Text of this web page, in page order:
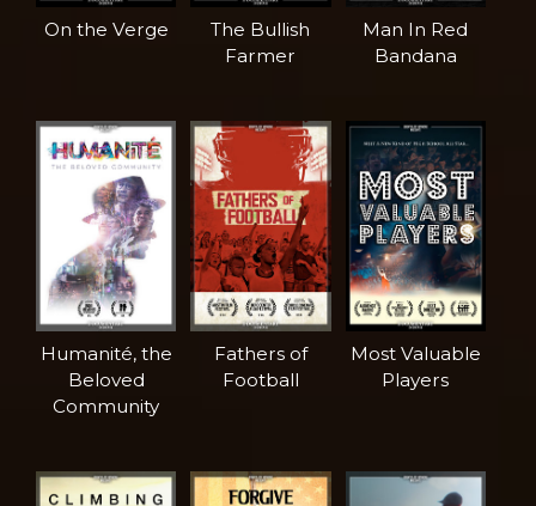
On the Verge
The Bullish
Farmer
Man In Red
Bandana
Humanité, the
Beloved
Community
Fathers of
Football
Most Valuable
Players